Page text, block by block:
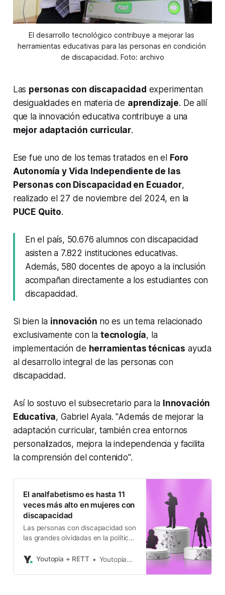
El desarrollo tecnológico contribuye a mejorar las
herramientas educativas para las personas en condición
de discapacidad. Foto: archivo
Las personas con discapacidad experimentan
desigualdades en materia de aprendizaje. De allí
que la innovación educativa contribuye a una
mejor adaptación curricular.
Ese fue uno de los temas tratados en el Foro
Autonomía y Vida Independiente de las
Personas con Discapacidad en Ecuador,
realizado el 27 de noviembre del 2024, en la
PUCE Quito.
En el país, 50.676 alumnos con discapacidad
asisten a 7.822 instituciones educativas.
Además, 580 docentes de apoyo a la inclusión
acompañan directamente a los estudiantes con
discapacidad.
Si bien la innovación no es un tema relacionado
exclusivamente con la tecnología, la
implementación de herramientas técnicas ayuda
al desarrollo integral de las personas con
discapacidad.
Así lo sostuvo el subsecretario para la Innovación
Educativa, Gabriel Ayala. "Además de mejorar la
adaptación curricular, también crea entornos
personalizados, mejora la independencia y facilita
la comprensión del contenido".
El analfabetismo es hasta 11
veces más alto en mujeres con
discapacidad
Las personas con discapacidad son
las grandes olvidadas en la política
Youtopia + RETT
Youtopia+Rett